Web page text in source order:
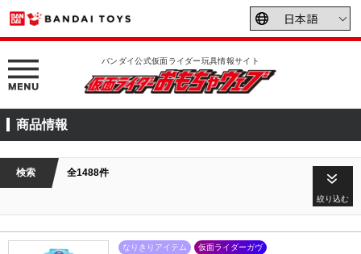
バンダイ公式仮面ライダー玩具情報サイト
商品情報
検索 全1488件
絞り込む
なりきりアイテム 仮面ライダーガヴ